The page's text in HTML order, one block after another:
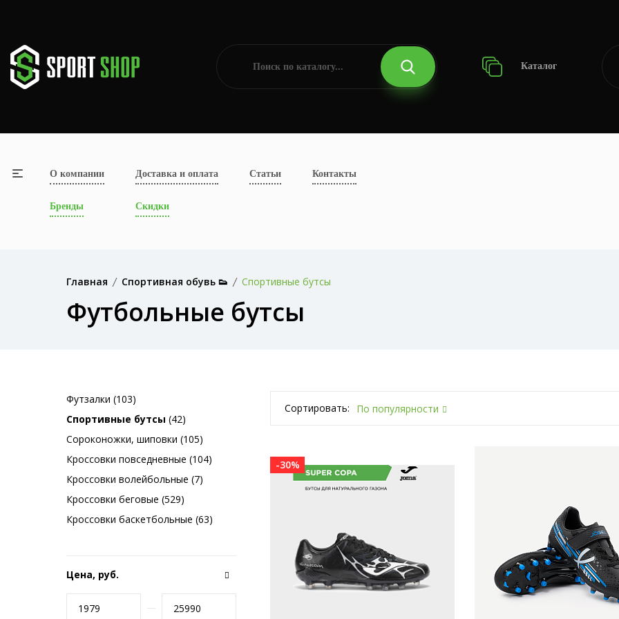
Каталог
О компании Доставка и оплата Статьи Контакты
Бренды Скидки
Главная Спортивная обувь 👟 Спортивные бутсы
Футбольные бутсы
Футзалки (103)
Спортивные бутсы (42)
Сороконожки, шиповки (105)
Кроссовки повседневные (104)
Кроссовки волейбольные (7)
Кроссовки беговые (529)
Кроссовки баскетбольные (63)
Цена, руб.
Сортировать: По популярности
-30%